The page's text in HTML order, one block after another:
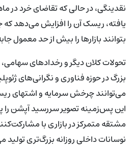
نقدینگی، در حالی که تقاضای خرد
یافته، ریسک آن را افزایش می‌دهد
بتوانند بازارها را بیش از حد معمول
تحولات کلان دیگر و رخدادهای
بزرگ در حوزه فناوری و نگرانی‌های
می‌توانند چرخش سرمایه و اشتهای
این پس‌زمینه تصویر سررسید آپشن را
مشتقه متمرکز در بازاری با
نوسانات داخلی روزانه بزرگ‌تری تولید